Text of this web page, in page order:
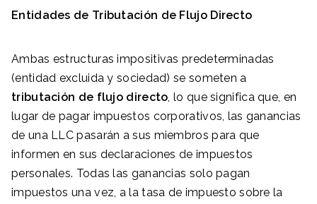
Entidades de Tributación de Flujo Directo
Ambas estructuras impositivas predeterminadas
(entidad excluida y sociedad) se someten a
tributación de flujo directo, lo que significa que, en
lugar de pagar impuestos corporativos, las ganancias
de una LLC pasarán a sus miembros para que
informen en sus declaraciones de impuestos
personales. Todas las ganancias solo pagan
impuestos una vez, a la tasa de impuesto sobre la